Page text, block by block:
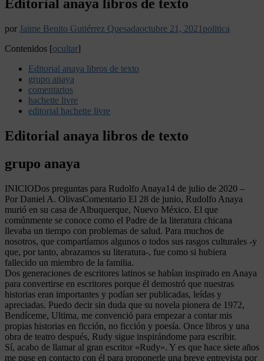
Editorial anaya libros de texto
por Jaime Benito Gutiérrez Quesadaoctubre 21, 2021 politica
Contenidos [ocultar]
Editorial anaya libros de texto
grupo anaya
comentarios
hachette livre
editorial hachette livre
Editorial anaya libros de texto
grupo anaya
INICIODos preguntas para Rudolfo Anaya14 de julio de 2020 –
Por Daniel A. OlivasComentario El 28 de junio, Rudolfo Anaya
murió en su casa de Albuquerque, Nuevo México. El que
comúnmente se conoce como el Padre de la literatura chicana
llevaba un tiempo con problemas de salud. Para muchos de
nosotros, que compartíamos algunos o todos sus rasgos culturales -y
que, por tanto, abrazamos su literatura-, fue como si hubiera
fallecido un miembro de la familia.
Dos generaciones de escritores latinos se habían inspirado en Anaya
para convertirse en escritores porque él demostró que nuestras
historias eran importantes y podían ser publicadas, leídas y
apreciadas. Puedo decir sin duda que su novela pionera de 1972,
Bendíceme, Ultima, me convenció para empezar a contar mis
propias historias en ficción, no ficción y poesía. Once libros y una
obra de teatro después, Rudy sigue inspirándome para escribir.
Sí, acabo de llamar al gran escritor «Rudy». Y es que hace siete años
me puse en contacto con él para proponerle una breve entrevista por